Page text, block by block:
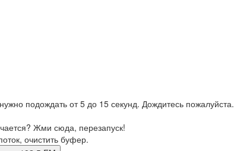
подождать от 5 до 15 секунд. Дождитесь пожалуйста.
Жми сюда, перезапуск!
очистить буфер.